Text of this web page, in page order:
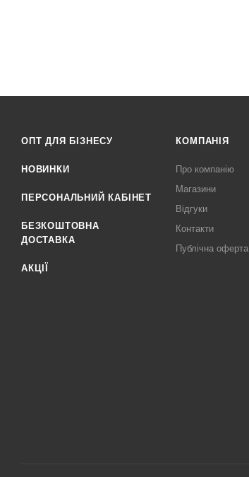
ОПТ ДЛЯ БІЗНЕСУ
НОВИНКИ
ПЕРСОНАЛЬНИЙ КАБІНЕТ
БЕЗКОШТОВНА
ДОСТАВКА
АКЦІЇ
КОМПАНІЯ
Про компанію
Магазини
Відгуки
Контакти
Публічна оферта